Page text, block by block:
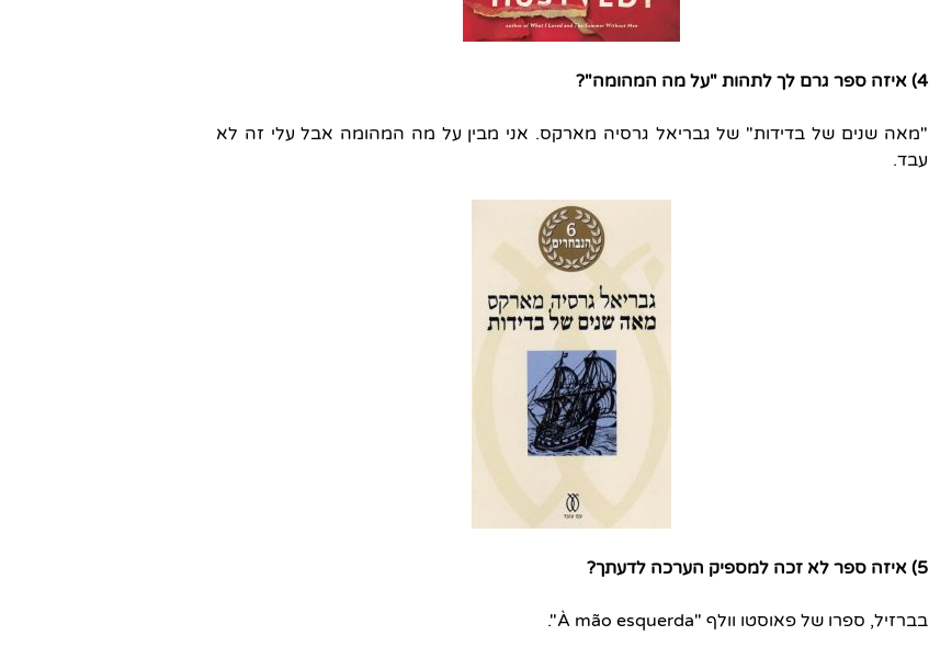
4) איזה ספר גרם לך לתהות "על מה המהומה"?
"מאה שנים של בדידות" של גבריאל גרסיה מארקס. אני מבין על מה המהומה אבל עלי זה לא
עבד.
5) איזה ספר לא זכה למספיק הערכה לדעתך?
בברזיל, ספרו של פאוסטו וולף "À mão esquerda".